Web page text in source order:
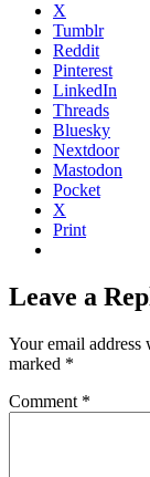
X
Tumblr
Reddit
Pinterest
LinkedIn
Threads
Bluesky
Nextdoor
Mastodon
Pocket
X
Print
Leave a
Your email
marked *
Comment *